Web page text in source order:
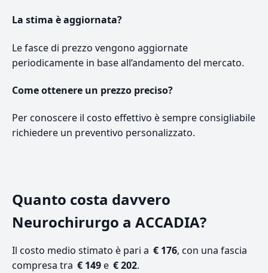
La stima è aggiornata?
Le fasce di prezzo vengono aggiornate
periodicamente in base all’andamento del mercato.
Come ottenere un prezzo preciso?
Per conoscere il costo effettivo è sempre consigliabile
richiedere un preventivo personalizzato.
Quanto costa davvero
Neurochirurgo a ACCADIA?
Il costo medio stimato è pari a € 176, con una fascia
compresa tra € 149e € 202.